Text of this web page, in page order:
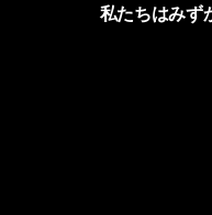
私たちはみず